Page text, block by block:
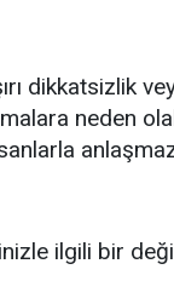
dikkatsizlik
neden
ilgili bir